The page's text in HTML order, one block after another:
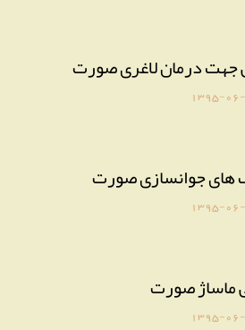
جهت درمان لاغری صورت
1395-
های جوانسازی صورت
1395-
ماساژ صورت
1395-